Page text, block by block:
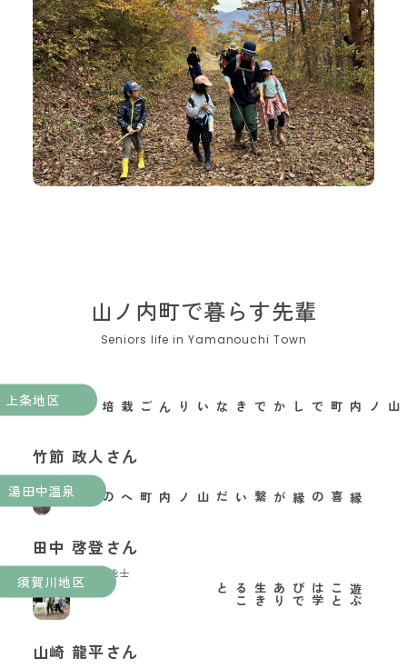
山ノ内町で暮らす先輩
上条地区
山ノ内町でしかできないりんご栽培がある
竹節 政人さん
果樹農家
湯田中温泉
縁喜の縁が繋いだ山ノ内町への移住
田中 啓登さん
玉村本店酒造技能士
須賀川地区
遊
ぶ
こ
と
は
学
び
で
あ
り
生
き
る
こ
と
山崎 龍平さん